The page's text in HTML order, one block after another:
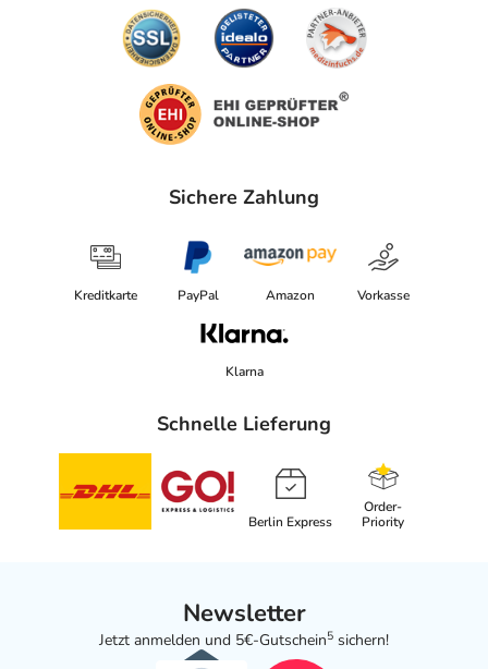
Sichere Zahlung
Kreditkarte PayPal Amazon Vorkasse
Klarna
Schnelle Lieferung
Berlin Express
Order-
Priority
Newsletter
Jetzt anmelden und 5€-Gutschein5 sichern!